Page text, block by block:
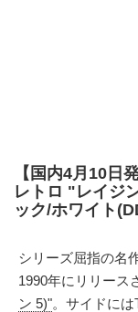
【国内4月10日
レトロ "レイジ
ック/ホワイト
シリーズ屈指の名
1990年にリリース
ン 5)"。サイドに